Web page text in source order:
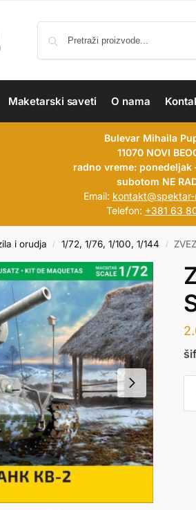
Maketarski saveti O nama
Bulevar Mihaila
11070 NOVI
radno vreme: ponedeljak
subotom NE
Email:
Telefon: +381 63
i orudja / 1/72, 1/76, 1/100, 1/144 /